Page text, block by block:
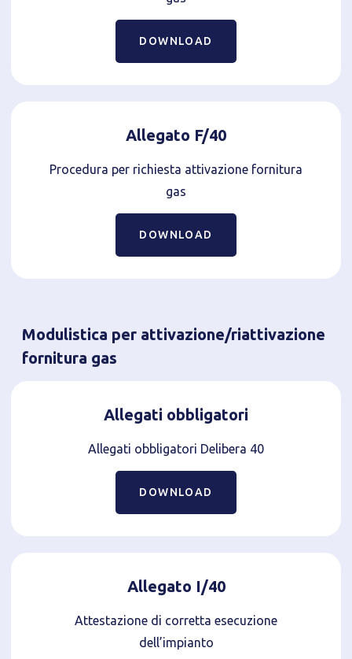
DOWNLOAD
Allegato F/40
Procedura per richiesta attivazione fornitura
gas
DOWNLOAD
Modulistica per attivazione/riattivazione
fornitura gas
Allegati obbligatori
Allegati obbligatori Delibera 40
DOWNLOAD
Allegato I/40
Attestazione di corretta esecuzione
dell’impianto